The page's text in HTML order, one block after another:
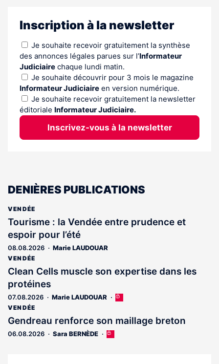
Inscription à la newsletter
Je souhaite recevoir gratuitement la synthèse
des annonces légales parues sur l’Informateur
Judiciaire chaque lundi matin.
Je souhaite découvrir pour 3 mois le magazine
Informateur Judiciaire en version numérique.
Je souhaite recevoir gratuitement la newsletter
éditoriale Informateur Judiciaire.
Inscrivez-vous à la newsletter
DENIÈRES PUBLICATIONS
VENDÉE
Tourisme : la Vendée entre prudence et
espoir pour l’été
08.08.2026 Marie LAUDOUAR
VENDÉE
Clean Cells muscle son expertise dans les
protéines
07.08.2026 Marie LAUDOUAR
Cet
réservé
VENDÉE
Gendreau renforce son maillage breton
06.08.2026 Sara BERNÈDE
Cet